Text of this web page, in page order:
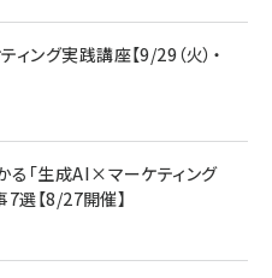
グをもっと見る
P31i (Bluetooth 6.1) 【完
ホン/アクティブノイズキャンセリ
ト接続 / 最大50時間再生 / PSE
III Flow USB-C & USB-C
まないケーブル 240W 結束バン
応 シリコン素材採用 iPhone
iPad Pro MacBook
ング実践講座【9/29（火）・
「生成AI×マーケティング
選【8/27開催】